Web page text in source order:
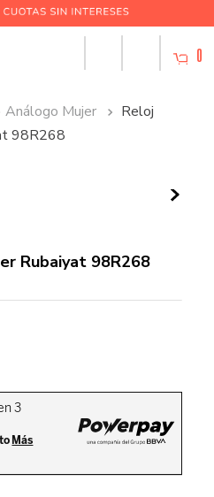
0
Análogo Mujer
Reloj
98R268
Rubaiyat 98R268